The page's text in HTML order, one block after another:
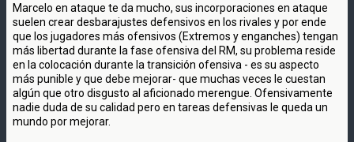
Marcelo en ataque te da mucho, sus incorporaciones en ataque
suelen crear desbarajustes defensivos en los rivales y por ende
que los jugadores más ofensivos (Extremos y enganches) tengan
más libertad durante la fase ofensiva del RM, su problema reside
en la colocación durante la transición ofensiva - es su aspecto
más punible y que debe mejorar- que muchas veces le cuestan
algún que otro disgusto al aficionado merengue. Ofensivamente
nadie duda de su calidad pero en tareas defensivas le queda un
mundo por mejorar.